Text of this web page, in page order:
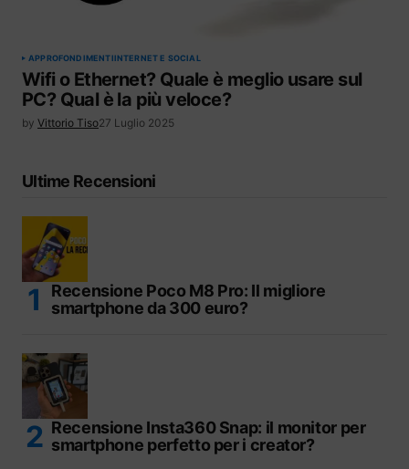
APPROFONDIMENTIINTERNET E SOCIAL
Wifi o Ethernet? Quale è meglio usare sul
PC? Qual è la più veloce?
by Vittorio Tiso27 Luglio 2025
Ultime Recensioni
Recensione Poco M8 Pro: Il migliore
smartphone da 300 euro?
Recensione Insta360 Snap: il monitor per
smartphone perfetto per i creator?